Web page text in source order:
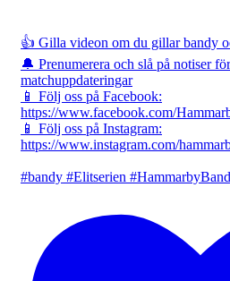
👍 Gilla videon om du gillar bandy
🔔 Prenumerera och slå på notiser
matchuppdateringar
📱 Följ oss på Facebook:
https://www.facebook.com/
📱 Följ oss på Instagram:
https://www.instagram.com/
#bandy #Elitserien